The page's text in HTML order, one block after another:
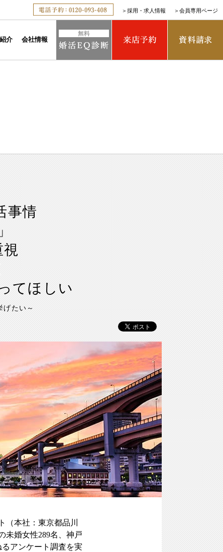
＞ 採用・求人情報 ＞ 会員専用ページ
介 会社情報
事情
てほしい
たい～
本社：東京都品川
未婚女性289名、神戸
アンケート調査を実